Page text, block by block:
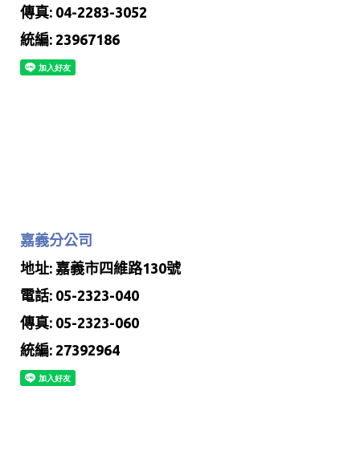
傳真: 04-2283-3052
統編: 23967186
嘉義分公司
地址: 嘉義市四維路130號
電話: 05-2323-040
傳真: 05-2323-060
統編: 27392964